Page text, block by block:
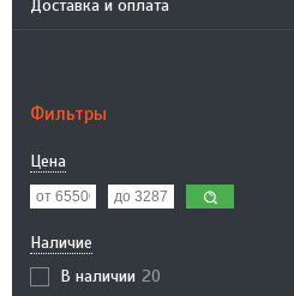
Доставка и оплата
Фильтры
Цена
Наличие
В наличии 20